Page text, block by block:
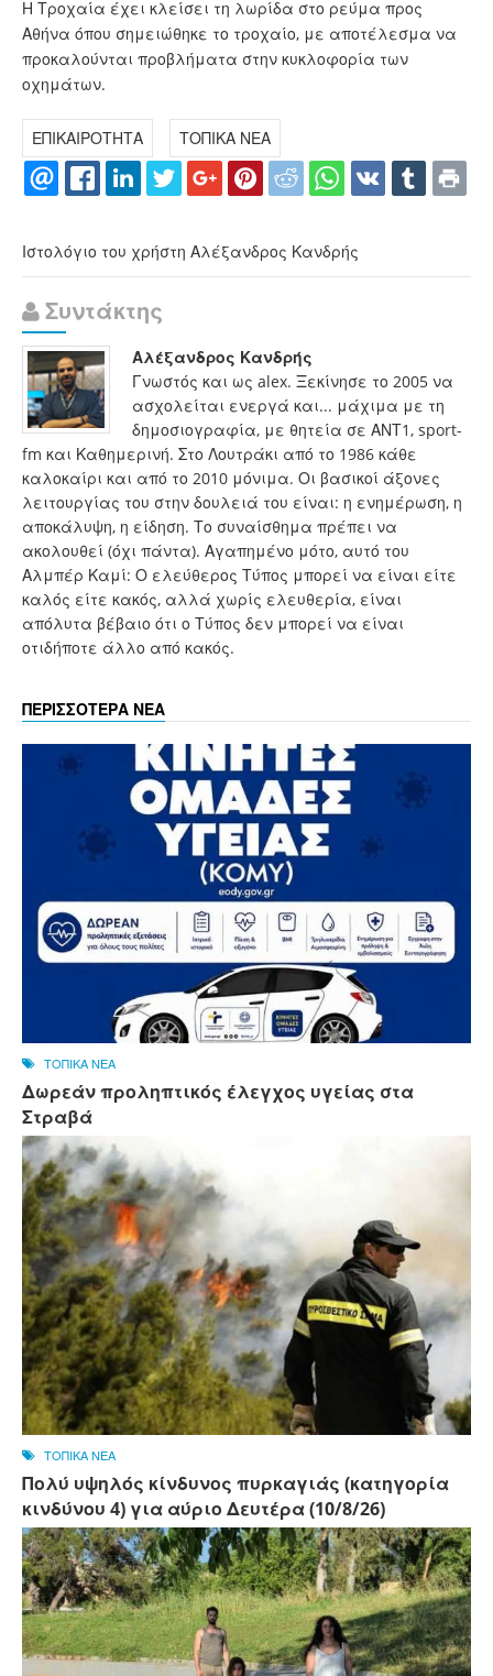
Η Τροχαία έχει κλείσει τη λωρίδα στο ρεύμα προς
Αθήνα όπου σημειώθηκε το τροχαίο, με αποτέλεσμα να
προκαλούνται προβλήματα στην κυκλοφορία των
οχημάτων.
ΕΠΙΚΑΙΡΟΤΗΤΑ ΤΟΠΙΚΑ ΝΕΑ
Ιστολόγιο του χρήστη Αλέξανδρος Κανδρής
Συντάκτης
Αλέξανδρος Κανδρής
Γνωστός και ως alex. Ξεκίνησε το 2005 να
ασχολείται ενεργά και... μάχιμα με τη
δημοσιογραφία, με θητεία σε ΑΝΤ1, sport-
fm και Καθημερινή. Στο Λουτράκι από το 1986 κάθε
καλοκαίρι και από το 2010 μόνιμα. Οι βασικοί άξονες
λειτουργίας του στην δουλειά του είναι: η ενημέρωση, η
αποκάλυψη, η είδηση. Το συναίσθημα πρέπει να
ακολουθεί (όχι πάντα). Αγαπημένο μότο, αυτό του
Αλμπέρ Καμί: Ο ελεύθερος Τύπος μπορεί να είναι είτε
καλός είτε κακός, αλλά χωρίς ελευθερία, είναι
απόλυτα βέβαιο ότι ο Τύπος δεν μπορεί να είναι
οτιδήποτε άλλο από κακός.
ΠΕΡΙΣΣΟΤΕΡΑ ΝΕΑ
ΤΟΠΙΚΑ ΝΕΑ
Δωρεάν προληπτικός έλεγχος υγείας στα
Στραβά
ΤΟΠΙΚΑ ΝΕΑ
Πολύ υψηλός κίνδυνος πυρκαγιάς (κατηγορία
κινδύνου 4) για αύριο Δευτέρα (10/8/26)